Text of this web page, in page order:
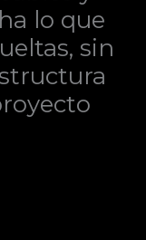
lo que
sin